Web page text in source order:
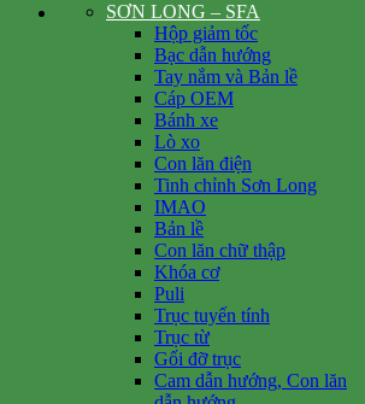
SƠN LONG – SFA
Hộp giảm tốc
Bạc dẫn hướng
Tay nắm và Bản lề
Cáp OEM
Bánh xe
Lò xo
Con lăn điện
Tinh chỉnh Sơn Long
IMAO
Bản lề
Con lăn chữ thập
Khóa cơ
Puli
Trục tuyến tính
Trục từ
Gối đỡ trục
Cam dẫn hướng, Con lăn